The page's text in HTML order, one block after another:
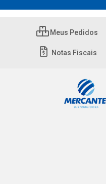
Meus Pedidos
Notas Fiscais